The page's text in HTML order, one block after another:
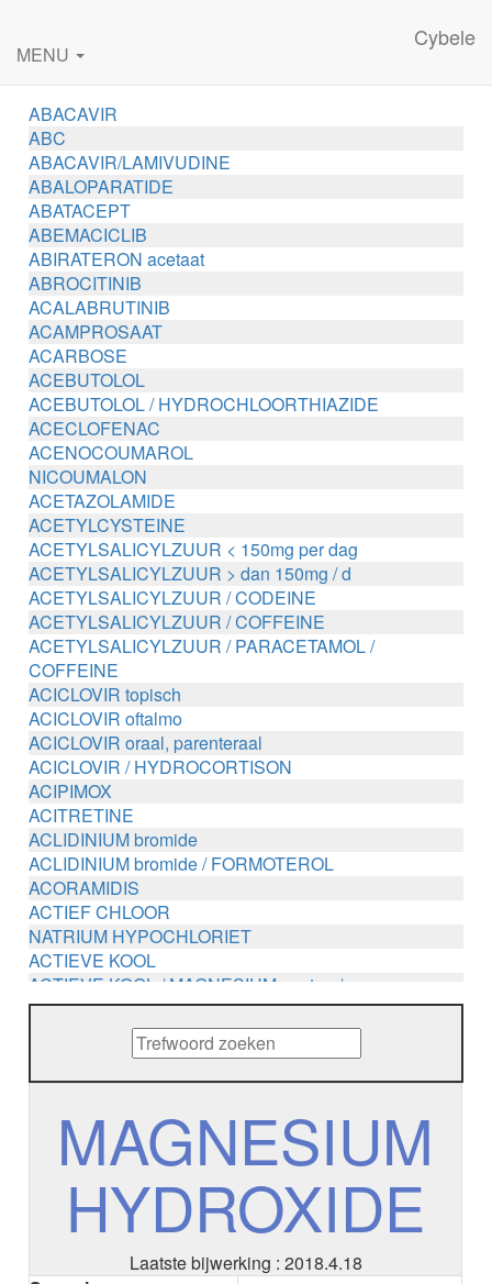
Cybele
MENU
ABACAVIR
ABC
ABACAVIR/LAMIVUDINE
ABALOPARATIDE
ABATACEPT
ABEMACICLIB
ABIRATERON acetaat
ABROCITINIB
ACALABRUTINIB
ACAMPROSAAT
ACARBOSE
ACEBUTOLOL
ACEBUTOLOL / HYDROCHLOORTHIAZIDE
ACECLOFENAC
ACENOCOUMAROL
NICOUMALON
ACETAZOLAMIDE
ACETYLCYSTEINE
ACETYLSALICYLZUUR < 150mg per dag
ACETYLSALICYLZUUR > dan 150mg / d
ACETYLSALICYLZUUR / CODEINE
ACETYLSALICYLZUUR / COFFEINE
ACETYLSALICYLZUUR / PARACETAMOL /
COFFEINE
ACICLOVIR topisch
ACICLOVIR oftalmo
ACICLOVIR oraal, parenteraal
ACICLOVIR / HYDROCORTISON
ACIPIMOX
ACITRETINE
ACLIDINIUM bromide
ACLIDINIUM bromide / FORMOTEROL
ACORAMIDIS
ACTIEF CHLOOR
NATRIUM HYPOCHLORIET
ACTIEVE KOOL
ACTIEVE KOOL / MAGNESIUM zouten /
METHENAMINE
ADALIMUMAB
ADAPALEEN
ADAPALEEN / BENZOYLPEROXIDE
ADENOSINE
AESCINE
AFATINIB
AFLIBERCEPT parenteraal
AFLIBERCEPT intravitreaal
AGALSIDASE alfa
MAGNESIUM
HYDROXIDE
Laatste bijwerking : 2018.4.18